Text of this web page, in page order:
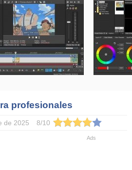
profesionales
de 2025 8/10